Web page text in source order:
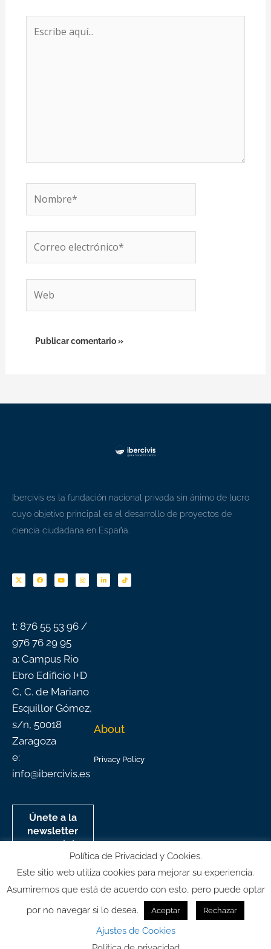
Ibercivis es la fundación nacional privada sin ánimo de lucro
cuyo objetivo principal es el desarrollo de proyectos de
ciencia ciudadana en España.
c
e
b
u
t
u
s
t
a
n
k
e
k
t
o
t: 876 55 53 96 /
976 76 29 95
a: Campus Río
Ebro Edificio I+D
C, C. de Mariano
Esquillor Gómez,
s/n, 50018
Zaragoza
e:
info@ibercivis.es
Únete a la
newsletter
mensual de
Ibercivis
About
Privacy Policy
© All rights reserved
Política de Privacidad y Cookies.
Este sitio web utiliza cookies para mejorar su experiencia.
Asumiremos que está de acuerdo con esto, pero puede optar
por no navegar si lo desea.
Aceptar Rechazar
Ajustes de Cookies